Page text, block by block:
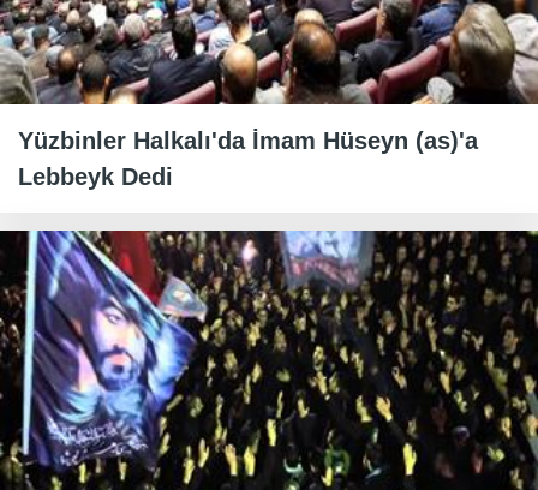
Yüzbinler Halkalı'da İmam Hüseyn (as)'a
Lebbeyk Dedi